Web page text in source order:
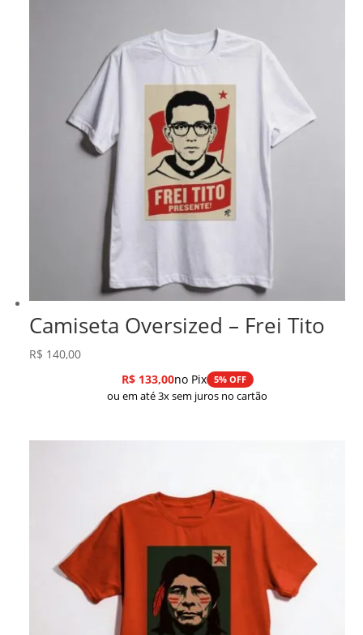
Camiseta Oversized – Frei Tito
R$ 140,00
R$133,00no Pix 5% OFF
ou em até 3x sem juros no cartão